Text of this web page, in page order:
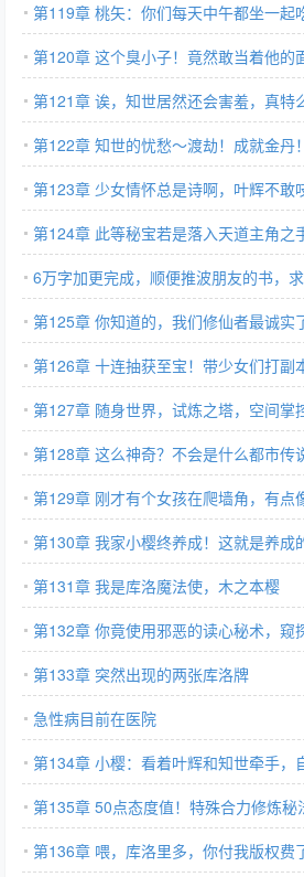
第119章 桃矢：你们每天中午都坐一起
（加更）
第120章 这个臭小子！竟然敢当着他的
（加更）
第121章 诶，知世居然还会害羞，真特
第122章 知世的忧愁～渡劫！成就金丹
第123章 少女情怀总是诗啊，叶辉不敢
第124章 此等秘宝若是落入天道主角之
6万字加更完成，顺便推波朋友的书，
第125章 你知道的，我们修仙者最诚实
第126章 十连抽获至宝！带少女们打副
第127章 随身世界，试炼之塔，空间掌
第128章 这么神奇？不会是什么都市传
第129章 刚才有个女孩在爬墙角，有点
第130章 我家小樱终养成！这就是养成
第131章 我是库洛魔法使，木之本樱
第132章 你竟使用邪恶的读心秘术，窥
弄对方！
第133章 突然出现的两张库洛牌
急性病目前在医院
第134章 小樱：看着叶辉和知世牵手，
第135章 50点态度值！特殊合力修炼秘
第136章 喂，库洛里多，你付我版权费